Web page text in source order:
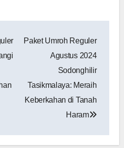
Paket Umroh Reguler
Agustus 2024
Sodonghilir
Tasikmalaya: Meraih
Keberkahan di Tanah
Haram